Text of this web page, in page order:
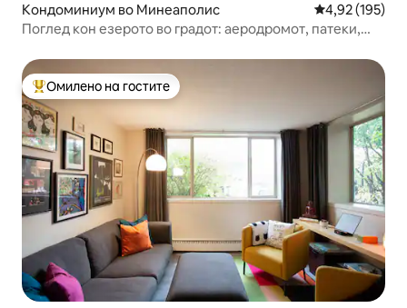
Кондоминиум во Минеаполис Просечна
4,92 (195)
Поглед кон езерото во градот: аеродромот, патеки,
Меѓу најуспешните „Омилени на гостите“
Омилено на гостите